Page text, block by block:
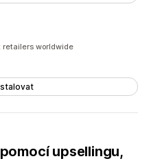
retailers worldwide
upsellingu,